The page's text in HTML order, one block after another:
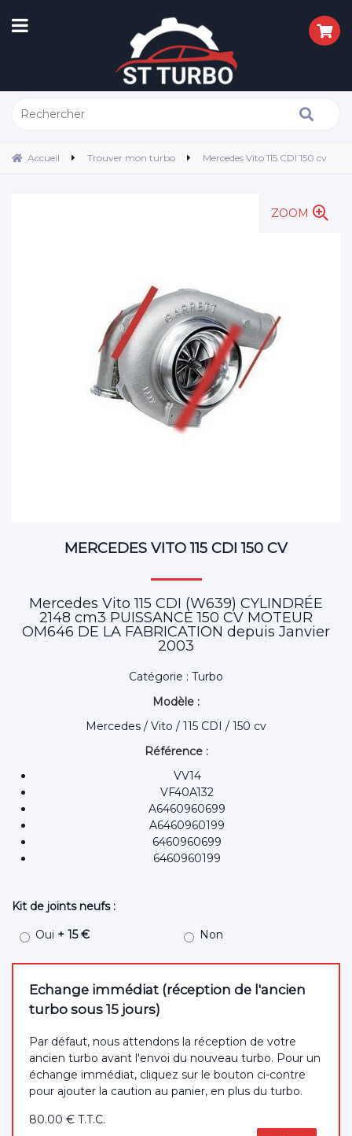
Accueil Trouver mon turbo Mercedes Vito 115 CDI 150 cv
ZOOM
MERCEDES VITO 115 CDI 150 CV
Mercedes Vito 115 CDI (W639) CYLINDRÉE
2148 cm3 PUISSANCE 150 CV MOTEUR
OM646 DE LA FABRICATION depuis Janvier
2003
Catégorie : Turbo
Modèle :
Mercedes / Vito / 115 CDI / 150 cv
Référence :
VV14
VF40A132
A6460960699
A6460960199
6460960699
6460960199
Kit de joints neufs :
Oui + 15 € Non
Echange immédiat (réception de l'ancien
turbo sous 15 jours)
Par défaut, nous attendons la réception de votre
ancien turbo avant l'envoi du nouveau turbo. Pour un
échange immédiat, cliquez sur le bouton ci-contre
pour ajouter la caution au panier, en plus du turbo.
80.00 € T.T.C.